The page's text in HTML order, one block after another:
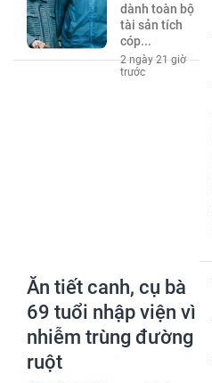
dành toàn bộ
tài sản tích
cóp...
2 ngày 21 giờ
trước
Ăn tiết canh, cụ bà
69 tuổi nhập viện vì
nhiễm trùng đường
ruột